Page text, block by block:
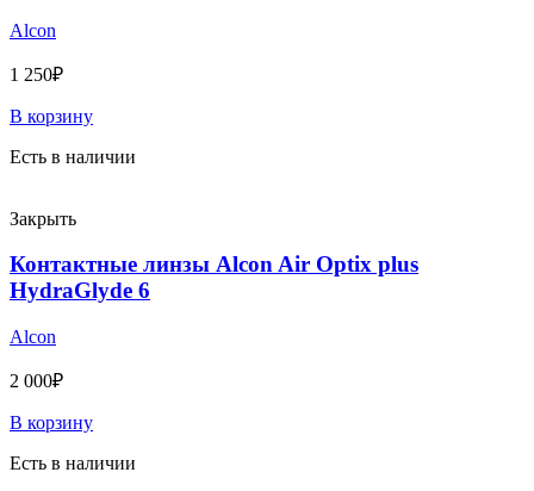
Alcon
1 250₽
В корзину
Есть в наличии
Закрыть
Контактные линзы Alcon Air Optix plus
HydraGlyde 6
Alcon
2 000₽
В корзину
Есть в наличии